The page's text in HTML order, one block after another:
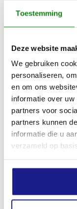
Toestemming
Deze website
We gebruiken
personaliseren,
en om ons
informatie over
partners voor
partners kunnen
informatie die u
verzameld op
Kiehoek 26
8801 RD
0517-
Bij storing: